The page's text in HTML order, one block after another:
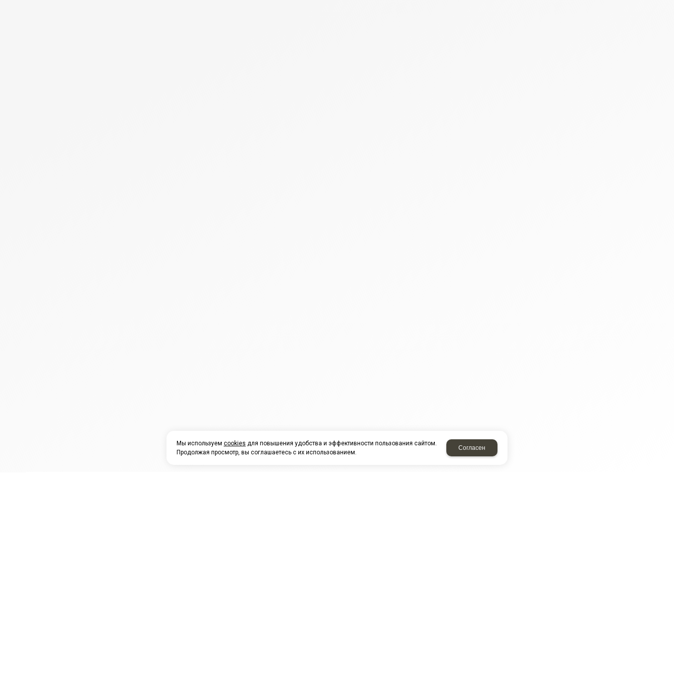
Мы используем cookies для повышения удобства и эффективности пользования сайтом.
Продолжая просмотр, вы соглашаетесь с их использованием.
Согласен